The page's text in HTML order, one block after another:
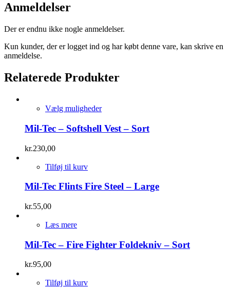
Anmeldelser
Der er endnu ikke nogle anmeldelser.
Kun kunder, der er logget ind og har købt denne vare, kan skrive en
anmeldelse.
Relaterede Produkter
Vælg muligheder
Mil-Tec – Softshell Vest – Sort
kr.230,00
Tilføj til kurv
Mil-Tec Flints Fire Steel – Large
kr.55,00
Læs mere
Mil-Tec – Fire Fighter Foldekniv – Sort
kr.95,00
Tilføj til kurv